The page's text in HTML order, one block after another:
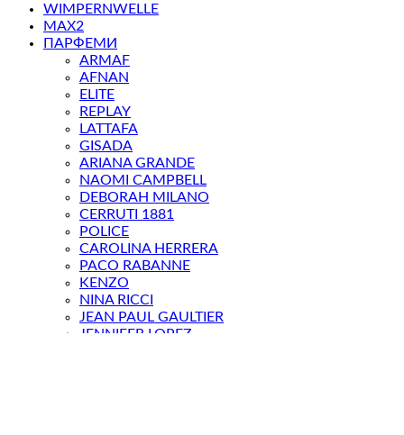
WIMPERNWELLE
MAX2
ПАРФЕМИ
ARMAF
AFNAN
ELITE
REPLAY
LATTAFA
GISADA
ARIANA GRANDE
NAOMI CAMPBELL
DEBORAH MILANO
CERRUTI 1881
POLICE
CAROLINA HERRERA
PACO RABANNE
KENZO
NINA RICCI
JEAN PAUL GAULTIER
JENNIFER LOPEZ